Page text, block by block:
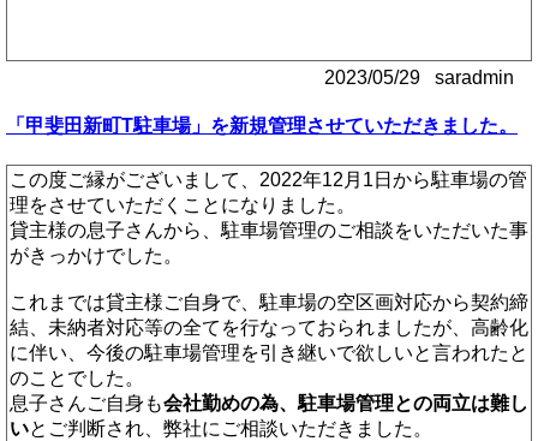
2023/05/29 saradmin
「甲斐田新町T駐車場」を新規管理させていただきました。
この度ご縁がございまして、2022年12月1日から駐車場の管
理をさせていただくことになりました。
貸主様の息子さんから、駐車場管理のご相談をいただいた事
がきっかけでした。
これまでは貸主様ご自身で、駐車場の空区画対応から契約締
結、未納者対応等の全てを行なっておられましたが、高齢化
に伴い、今後の駐車場管理を引き継いで欲しいと言われたと
のことでした。
息子さんご自身も会社勤めの為、駐車場管理との両立は難し
いとご判断され、弊社にご相談いただきました。